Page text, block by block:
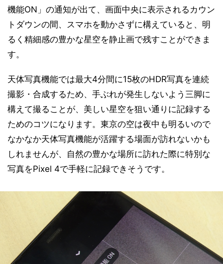
機能ON」の通知が出て、画面中央に表示されるカウン
トダウンの間、スマホを動かさずに構えていると、明
るく精細感の豊かな星空を静止画で残すことができま
す。
天体写真機能では最大4分間に15枚のHDR写真を連続
撮影・合成するため、手ぶれが発生しないよう三脚に
構えて撮ることが、美しい星空を狙い通りに記録する
ためのコツになります。東京の空は夜中も明るいので
なかなか天体写真機能が活躍する場面が訪れないかも
しれませんが、自然の豊かな場所に訪れた際に特別な
写真をPixel 4で手軽に記録できそうです。